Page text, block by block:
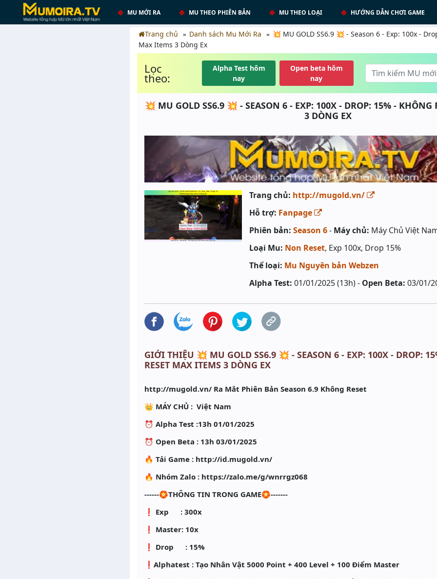
MU MỚI RA MU THEO PHIÊN BẢN MU THEO LOẠI HƯỚNG DẪN CHƠI GAME
Trang chủ Danh sách Mu Mới Ra
💥 MU GOLD SS6.9 💥 - Season 6 - Exp: 100x -
Max Items 3 Dòng Ex
Lọc
theo:
Alpha Test hôm
nay
Open beta hôm
nay
💥 MU GOLD SS6.9 💥 - SEASON 6 - EXP: 100X - DROP: 15% - KHÔNG
3 DÒNG EX
Trang chủ: http://mugold.vn/
Hỗ trợ: Fanpage
Phiên bản: Season 6- Máy chủ: Máy Chủ Việt
Loại Mu: Non Reset, Exp 100x, Drop 15%
Thể loại: Mu Nguyên bản Webzen
Alpha Test: 01/01/2025 (13h) - Open Beta: 03/01/
GIỚI THIỆU 💥 MU GOLD SS6.9 💥 - SEASON 6 - EXP: 100X - DROP:
RESET MAX ITEMS 3 DÒNG EX
http://mugold.vn/ Ra Mắt Phiên Bản Season 6.9 Không Reset
👑 MÁY CHỦ : Việt Nam
⏰ Alpha Test :13h 01/01/2025
⏰ Open Beta : 13h 03/01/2025
🔥 Tải Game : http://id.mugold.vn/
🔥 Nhóm Zalo : https://zalo.me/g/wnrrgz068
------🏵️THÔNG TIN TRONG GAME🏵️-------
❗️ Exp : 300x
❗️ Master: 10x
❗️ Drop : 15%
❗️Alphatest : Tạo Nhân Vật 5000 Point + 400 Level + 100 Điểm Master